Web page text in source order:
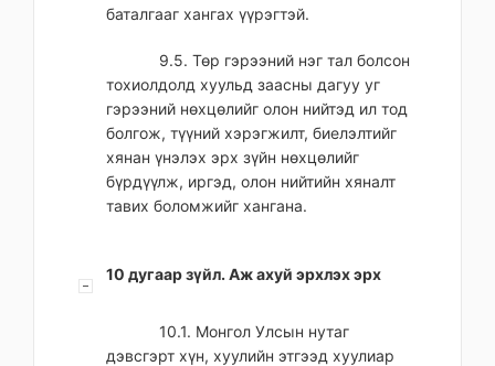
баталгааг хангах үүрэгтэй.
9.5. Төр гэрээний нэг тал болсон
тохиолдолд хуульд заасны дагуу уг
гэрээний нөхцөлийг олон нийтэд ил тод
болгож, түүний хэрэгжилт, биелэлтийг
хянан үнэлэх эрх зүйн нөхцөлийг
бүрдүүлж, иргэд, олон нийтийн хяналт
тавих боломжийг хангана.
10 дугаар зүйл. Аж ахуй эрхлэх эрх
10.1. Монгол Улсын нутаг
дэвсгэрт хүн, хуулийн этгээд хуулиар